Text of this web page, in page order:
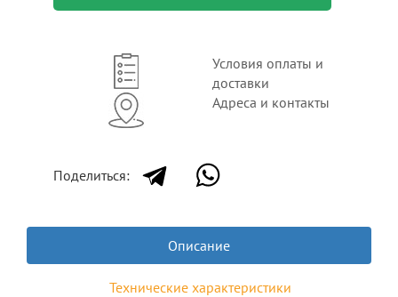
Условия оплаты и
доставки
Адреса и контакты
Поделиться:
Описание
Технические характеристики